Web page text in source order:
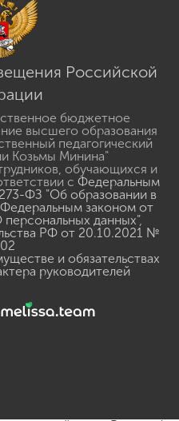
Российской
бюджетное
высшего образования
педагогический
Козьмы Минина"
обучающихся и
с Федеральным
ФЗ "Об образовании в
Федеральным законом от
данных",
РФ от 20.10.2021 №
и обязательствах
руководителей